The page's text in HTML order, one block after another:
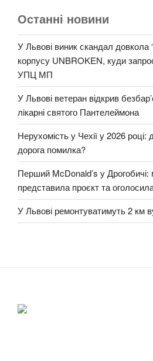
Останні новини
У Львові виник скандал довкола
корпусу UNBROKEN, куди
УПЦ МП
У Львові ветеран відкрив
лікарні святого Пантелеймона
Нерухомість у Чехії у 2026
дорога помилка?
Перший McDonald’s у Дрогобичі:
представила проєкт та
У Львові ремонтуватимуть 2 км